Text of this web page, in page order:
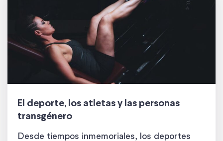
El deporte, los atletas y las personas
transgénero
Desde tiempos inmemoriales, los deportes